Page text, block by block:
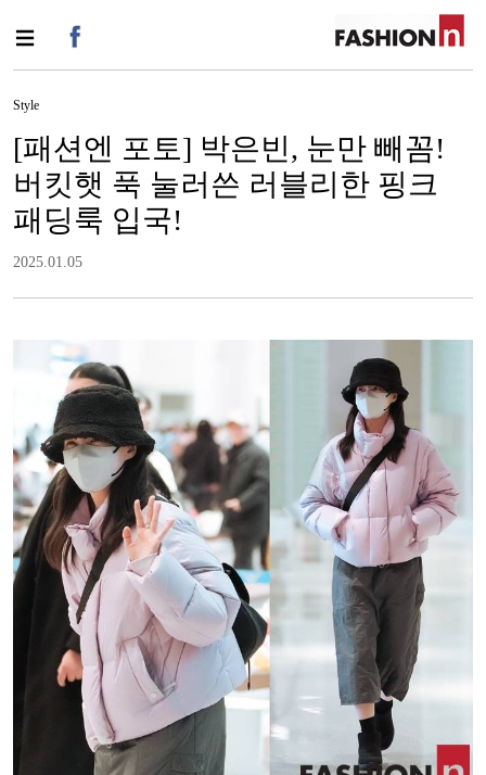
Style
[패션엔 포토] 박은빈, 눈만 빼꼼!
버킷햇 푹 눌러쓴 러블리한 핑크
패딩룩 입국!
2025.01.05